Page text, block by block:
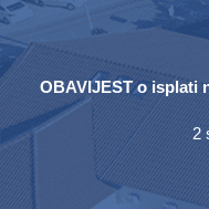
OBAVIJEST o isplati
2